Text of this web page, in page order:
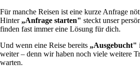
Für manche Reisen ist eine kurze Anfrage
Hinter „Anfrage starten" steckt unser
finden fast immer eine Lösung für dich.
Und wenn eine Reise bereits „Ausgebucht"
weiter – denn wir haben noch viele weitere
warten.